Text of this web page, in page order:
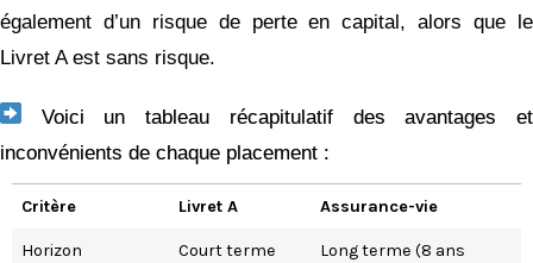
également d’un risque de perte en capital, alors que le
Livret A est sans risque.
Voici un tableau récapitulatif des avantages et
inconvénients de chaque placement :
Critère Livret A Assurance-vie
Horizon Court terme
Long terme (8 ans